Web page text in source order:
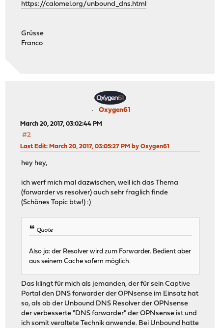
https://calomel.org/unbound_dns.html
Grüsse
Franco
Oxygen61
March 20, 2017, 03:02:44 PM
#2
Last Edit: March 20, 2017, 03:05:27 PM by Oxygen61
hey hey,
ich werf mich mal dazwischen, weil ich das Thema
(forwarder vs resolver) auch sehr fraglich finde
(Schönes Topic btw!) :)
Quote
Also ja: der Resolver wird zum Forwarder. Bedient aber
aus seinem Cache sofern möglich.
Das klingt für mich als jemanden, der für sein Captive
Portal den DNS forwarder der OPNsense im Einsatz hat
so, als ob der Unbound DNS Resolver der OPNsense
der verbesserte "DNS forwarder" der OPNsense ist und
ich somit veraltete Technik anwende. Bei Unbound hatte